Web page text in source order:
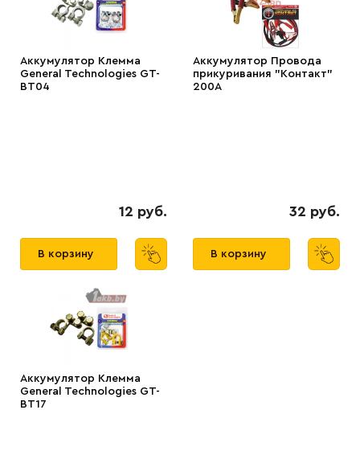
Аккумулятор Клемма
General Technologies GT-
BT04
12 руб.
В корзину
Аккумулятор Провода
прикуривания "Контакт"
200А
32 руб.
В корзину
Аккумулятор Клемма
General Technologies GT-
BT17